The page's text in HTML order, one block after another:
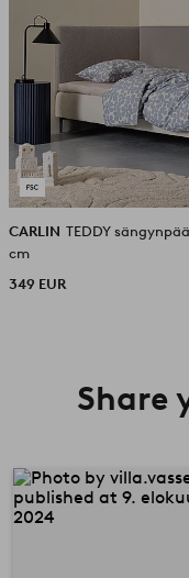
CARLIN TEDDY
cm
349 EUR
Share